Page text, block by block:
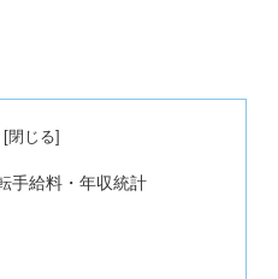
手給料・年収統計